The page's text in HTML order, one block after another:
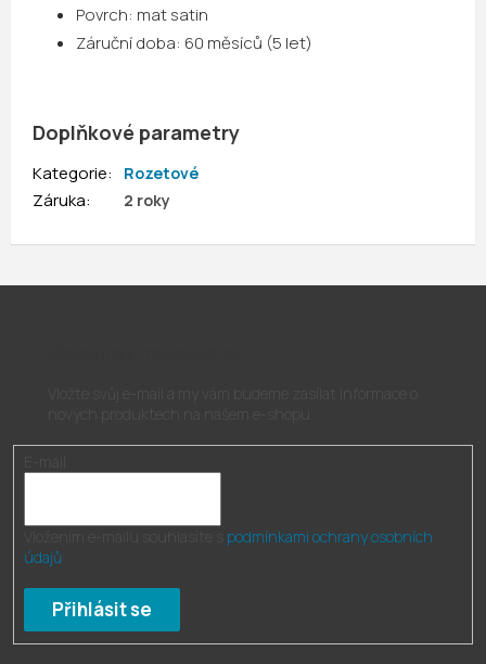
Povrch: mat satin
Záruční doba: 60 měsíců (5 let)
Doplňkové parametry
Kategorie: Rozetové
Záruka: 2 roky
podmínkami ochrany osobních
údajů
Přihlásit se